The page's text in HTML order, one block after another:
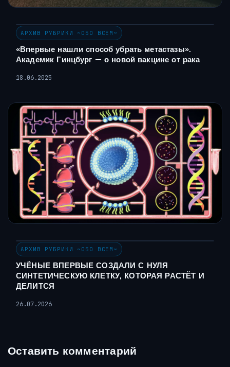
АРХИВ РУБРИКИ ~ОБО ВСЕМ~
«Впервые нашли способ убрать метастазы».
Академик Гинцбург — о новой вакцине от рака
18.06.2025
АРХИВ РУБРИКИ ~ОБО ВСЕМ~
УЧЁНЫЕ ВПЕРВЫЕ СОЗДАЛИ С НУЛЯ
СИНТЕТИЧЕСКУЮ КЛЕТКУ, КОТОРАЯ РАСТЁТ И
ДЕЛИТСЯ
26.07.2026
Оставить комментарий